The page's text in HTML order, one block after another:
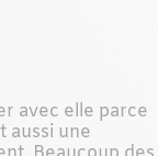
avec elle parce
aussi une